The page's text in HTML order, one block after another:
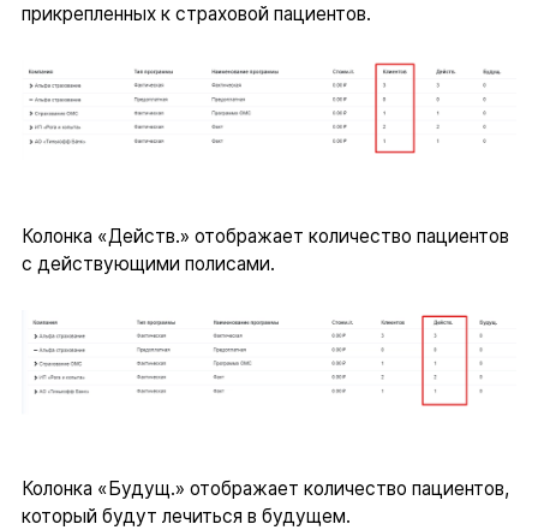
прикрепленных к страховой пациентов.
Колонка «Действ.» отображает количество пациентов
с действующими полисами.
Колонка «Будущ.» отображает количество пациентов,
который будут лечиться в будущем.